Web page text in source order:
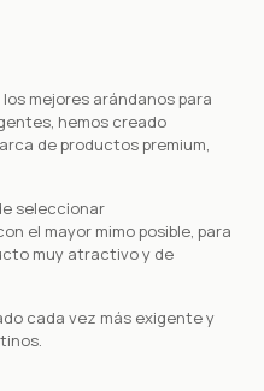
mejores arándanos para
hemos creado
de productos premium,
seleccionar
el mayor mimo posible, para
muy atractivo y de
cada vez más exigente y